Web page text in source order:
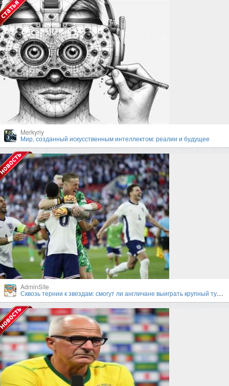
Merkyriy
Мир, созданный искусственным интеллектом: реалии и будущее
AdminSite
Сквозь тернии к звездам: смогут ли англичане выиграть крупный турнир под руководством Гарета Саутгейта?